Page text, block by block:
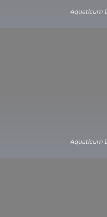
Aquaticum
Aquaticum
atmosfera, ali u fokusu nije
zabava: HungaroSpa
posjetitelje očekuje
kompleks u Hajdúszoboszló
obiteljsko okruženje, pa su
djece: bazeni ukrašeni
tobogani i moderno dječje
najmanje. Ali to nije sve!
isprobati divovski
možete odmjeriti svoju
razne mogućnosti za
isprobate svoje vještine.
tobogani (npr. staza koja se
stijena za penjanje koja se
Hajdúszoboszlóu - zato se